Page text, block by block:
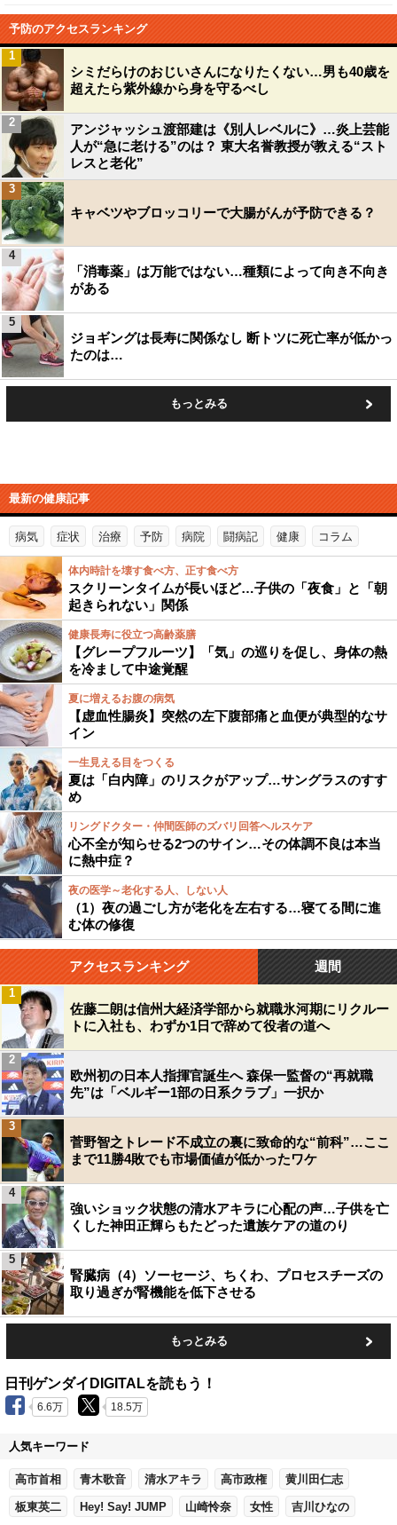
予防のアクセスランキング
シミだらけのおじいさんになりたくない…男も40歳を
超えたら紫外線から身を守るべし
1
アンジャッシュ渡部建は《別人レベルに》…炎上芸能
人が“急に老ける”のは？ 東大名誉教授が教える“スト
レスと老化”
2
キャベツやブロッコリーで大腸がんが予防できる？
3
「消毒薬」は万能ではない…種類によって向き不向き
がある
4
ジョギングは長寿に関係なし 断トツに死亡率が低かっ
たのは…
5
もっとみる
最新の健康記事
病気 症状 治療 予防 病院 闘病記 健康 コラム
体内時計を壊す食べ方、正す食べ方
スクリーンタイムが長いほど…子供の「夜食」と「朝
起きられない」関係
健康長寿に役立つ高齢薬膳
【グレープフルーツ】「気」の巡りを促し、身体の熱
を冷まして中途覚醒
夏に増えるお腹の病気
【虚血性腸炎】突然の左下腹部痛と血便が典型的なサ
イン
一生見える目をつくる
夏は「白内障」のリスクがアップ…サングラスのすす
め
リングドクター・仲間医師のズバリ回答ヘルスケア
心不全が知らせる2つのサイン…その体調不良は本当
に熱中症？
夜の医学～老化する人、しない人
（1）夜の過ごし方が老化を左右する…寝てる間に進
む体の修復
アクセスランキング 週間
佐藤二朗は信州大経済学部から就職氷河期にリクルー
トに入社も、わずか1日で辞めて役者の道へ
1
欧州初の日本人指揮官誕生へ 森保一監督の“再就職
先”は「ベルギー1部の日系クラブ」一択か
2
菅野智之トレード不成立の裏に致命的な“前科”…ここ
まで11勝4敗でも市場価値が低かったワケ
3
強いショック状態の清水アキラに心配の声…子供を亡
くした神田正輝らもたどった遺族ケアの道のり
4
腎臓病（4）ソーセージ、ちくわ、プロセスチーズの
取り過ぎが腎機能を低下させる
5
もっとみる
日刊ゲンダイDIGITALを読もう！
6.6万 18.5万
人気キーワード
高市首相 青木歌音 清水アキラ 高市政権 黄川田仁志
板東英二 Hey! Say! JUMP 山崎怜奈 女性 吉川ひなの